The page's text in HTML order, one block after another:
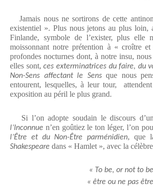
Jamais nous ne sortirons de cette
existentiel ». Plus nous jetons au plus
Finlande, symbole de l’exister, plus elle
moissonnant notre prétention à « croître
profondes nocturnes dont, à notre insu,
elles sont,ces exterminatrices du faire, du
Non-Sens affectant le Sens que nous
entourent, lesquelles, à leur tour,
exposition au péril le plus grand.
Si l’on adopte soudain le discours
l’Inconnue n’en goûtiez le ton léger, l’on
l’Être et du Non-Être parménidien, que
Shakespeare dans « Hamlet », avec la
« To be, or not to
« être ou ne pas